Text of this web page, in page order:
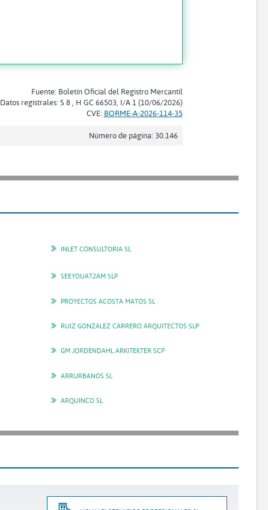
Fuente: Boletín Oficial del Registro Mercantil
Datos registrales: S 8 , H GC 66503, I/A 1 (10/06/2026)
CVE: BORME-A-2026-114-35
Número de página: 30.146
INLET CONSULTORIA SL
SEEYOUAT2AM SLP
PROYECTOS ACOSTA MATOS SL
RUIZ GONZALEZ CARRERO ARQUITECTOS SLP
GM JORDENDAHL ARKITEKTER SCP
ARRURBANOS SL
ARQUINCO SL